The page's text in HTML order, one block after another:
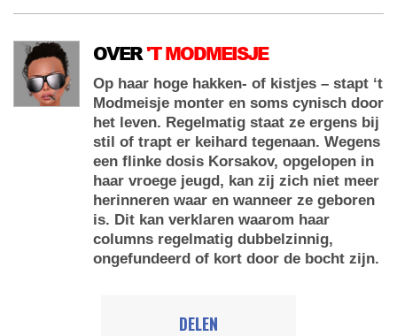
OVER'T MODMEISJE
Op haar hoge hakken- of kistjes – stapt ‘t
Modmeisje monter en soms cynisch door
het leven. Regelmatig staat ze ergens bij
stil of trapt er keihard tegenaan. Wegens
een flinke dosis Korsakov, opgelopen in
haar vroege jeugd, kan zij zich niet meer
herinneren waar en wanneer ze geboren
is. Dit kan verklaren waarom haar
columns regelmatig dubbelzinnig,
ongefundeerd of kort door de bocht zijn.
DELEN